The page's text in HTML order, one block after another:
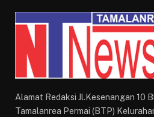
Alamat Redaksi Jl.Kesenangan 10
Tamalanrea Permai (BTP)